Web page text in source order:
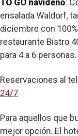
ensalada Waldorf,
diciembre con
restaurante Bistro
para 4 a 6 personas.
Reservaciones al
24/7
Para aquellos que
mejor opción. El